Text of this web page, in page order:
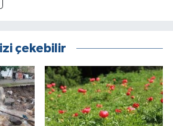
çekebilir